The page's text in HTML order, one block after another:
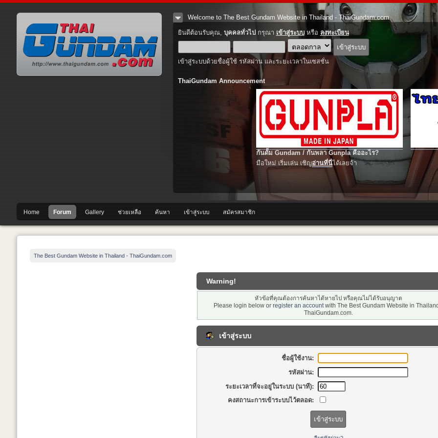
Welcome to The Best Gundam Website in Thailand - ThaiGundam.com
ยินดีต้อนรับคุณ, บุคคลทั่วไปกรุณา เข้าสู่ระบบหรือ ลงทะเบียน
เข้าสู่ระบบด้วยชื่อผู้ใช้ รหัสผ่าน และระยะเวลาในเซสชั่น
ThaiGundam Announcement
กันดั้ม Gundam / กันพลา Gunpla คืออะไร?
มือใหม่ เริ่มเล่น เชิญอ่านที่นี่ได้เลยจ้า
Home Forum Gallery ช่วยเหลือ ค้นหา เข้าสู่ระบบ สมัครสมาชิก
The Best Gundam Website in Thailand - ThaiGundam.com
Warning!
หัวข้อที่คุณต้องการค้นหาได้หายไป หรือคุณไม่ได้รับอนุญาต
Please login below orregister an account with The Best Gundam Website in
ThaiGundam.com.
เข้าสู่ระบบ
ชื่อผู้ใช้งาน:
รหัสผ่าน:
ระยะเวลาที่จะอยู่ในระบบ (นาที):
คงสถานะการเข้าระบบไว้ตลอด: